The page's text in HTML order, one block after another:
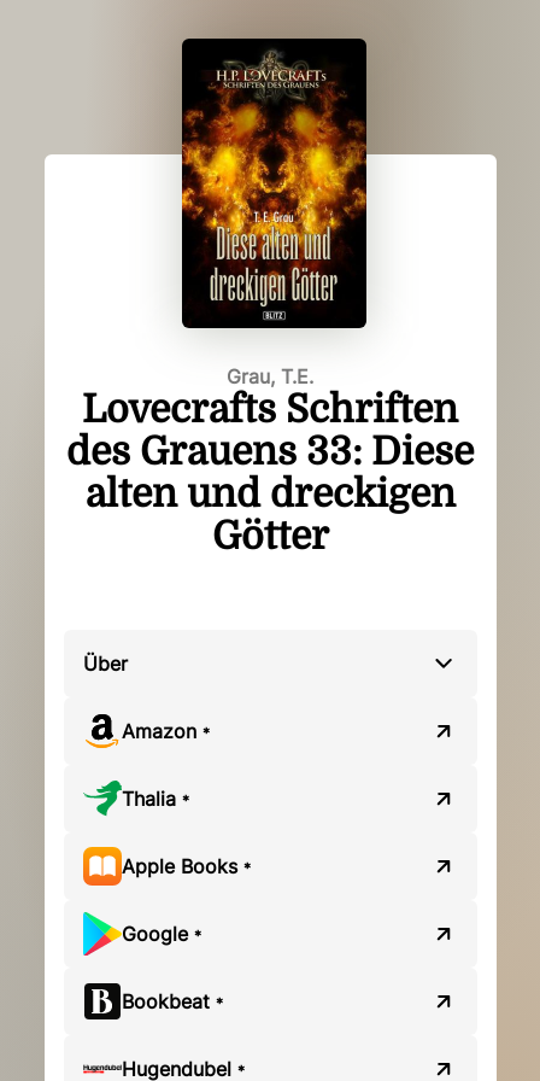
Grau, T.E.
Lovecrafts Schriften
des Grauens 33: Diese
alten und dreckigen
Götter
Über
Amazon *
Thalia *
Apple Books *
Google *
Bookbeat *
Hugendubel *